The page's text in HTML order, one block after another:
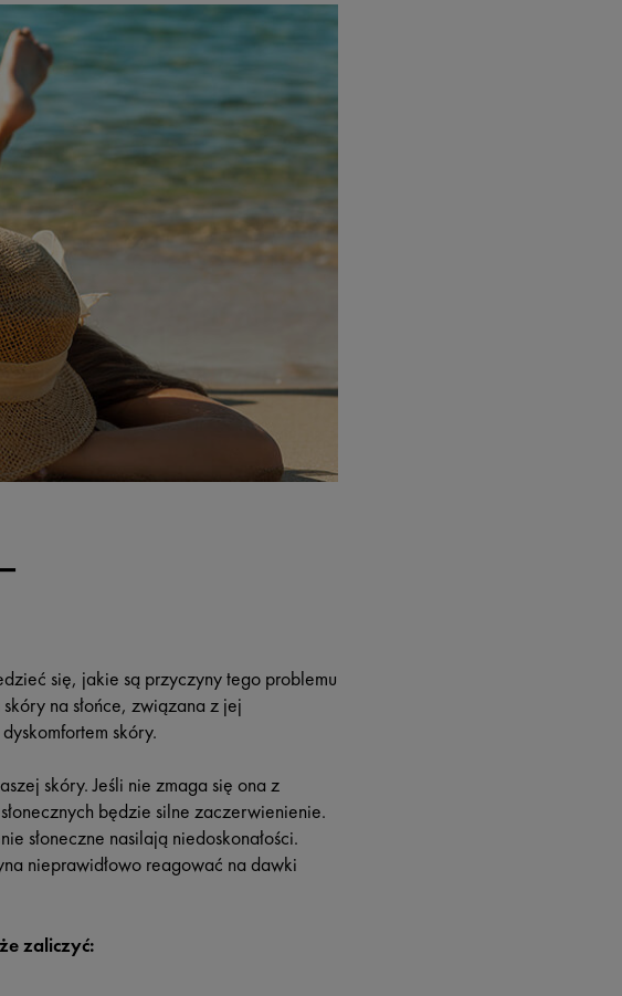
się, jakie są przyczyny tego problemu
na słońce, związana z jej
skóry.
skóry. Jeśli nie zmaga się ona z
będzie silne zaczerwienienie.
słoneczne nasilają niedoskonałości.
nieprawidłowo reagować na dawki
zaliczyć: